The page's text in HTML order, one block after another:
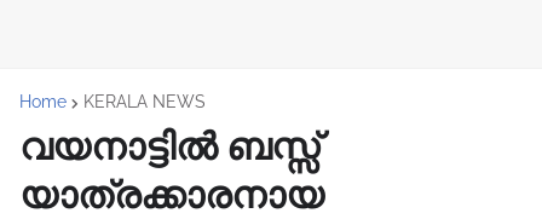
Home KERALA NEWS
വയനാട്ടിൽ ബസ്സ്
യാത്രക്കാരനായ